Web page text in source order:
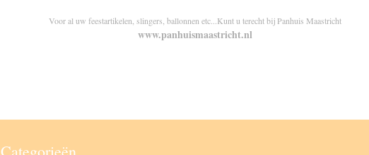
Voor al uw feestartikelen, slingers, ballonnen etc...Kunt u terecht bij Panhuis Maastricht
www.panhuismaastricht.nl